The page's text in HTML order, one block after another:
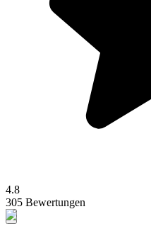
4.8
305 Bewertungen